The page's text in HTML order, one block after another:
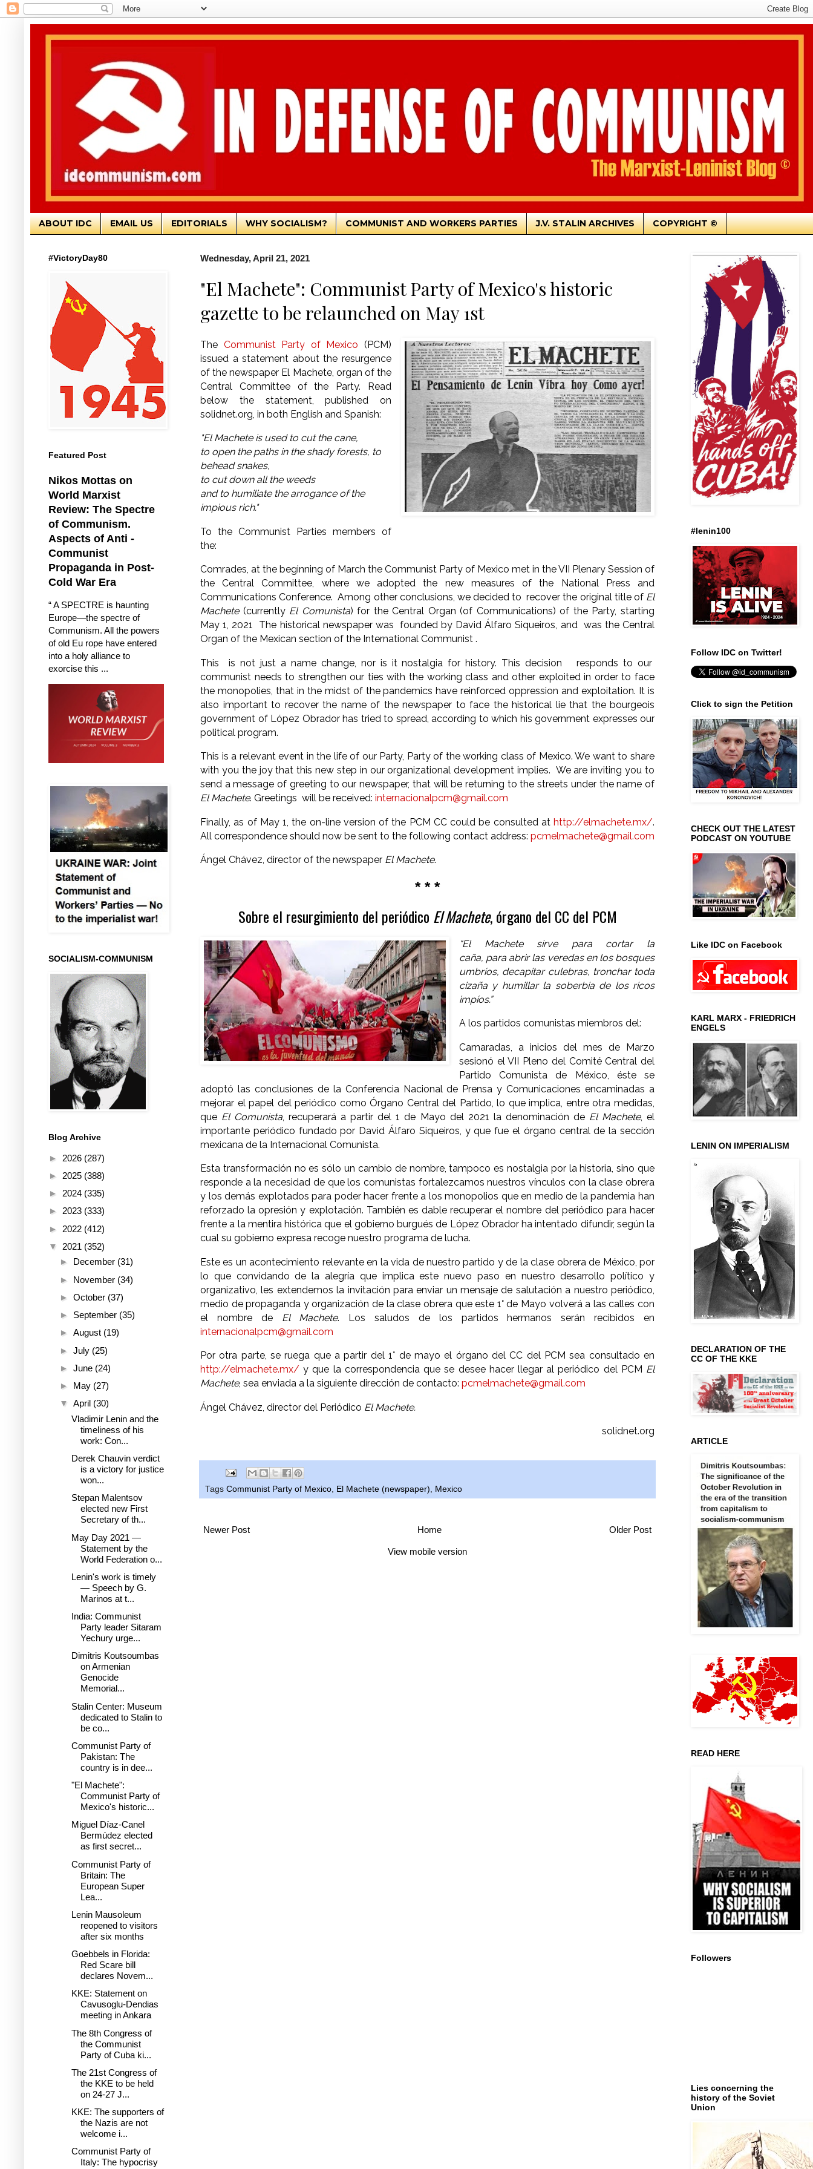
ABOUT IDC EMAIL US EDITORIALS WHY SOCIALISM? COMMUNIST AND WORKERS PARTIES J.V. STALIN ARCHIVES COPYRIGHT ©
Wednesday, April 21, 2021
"El Machete": Communist Party of Mexico's historic
gazette to be relaunched on May 1st
The Communist Party of Mexico (PCM)
issued a statement about the resurgence
of the newspaper El Machete, organ of the
Central Committee of the Party. Read
below the statement, published on
solidnet.org, in both English and Spanish:
"El Machete is used to cut the cane,
to open the paths in the shady forests, to
behead snakes,
to cut down all the weeds
and to humiliate the arrogance of the
impious rich."
To the Communist Parties members of
the:
Comrades, at the beginning of March the Communist Party of Mexico met in the VII Plenary Session of
the Central Committee, where we adopted the new measures of the National Press and
Communications Conference. Among other conclusions, we decided to recover the original title of El
Machete(currently El Comunista) for the Central Organ (of Communications) of the Party, starting
May 1, 2021 The historical newspaper was founded by David Álfaro Siqueiros, and was the Central
Organ of the Mexican section of the International Communist .
This is not just a name change, nor is it nostalgia for history. This decision responds to our
communist needs to strengthen our ties with the working class and other exploited in order to face
the monopolies, that in the midst of the pandemics have reinforced oppression and exploitation. It is
also important to recover the name of the newspaper to face the historical lie that the bourgeois
government of López Obrador has tried to spread, according to which his government expresses our
political program.
This is a relevant event in the life of our Party, Party of the working class of Mexico. We want to share
with you the joy that this new step in our organizational development implies. We are inviting you to
send a message of greeting to our newspaper, that will be returning to the streets under the name of
El Machete. Greetings will be received: internacionalpcm@gmail.com
Finally, as of May 1, the on-line version of the PCM CC could be consulted at http://elmachete.mx/.
All correspondence should now be sent to the following contact address: pcmelmachete@gmail.com
Ángel Chávez, director of the newspaper El Machete.
* * *
Sobre el resurgimiento del periódico El Machete, órgano del CC del PCM
“El Machete sirve para cortar la
caña, para abrir las veredas en los bosques
umbríos, decapitar culebras, tronchar toda
cizaña y humillar la soberbia de los ricos
impíos.”
A los partidos comunistas miembros del:
Camaradas, a inicios del mes de Marzo
sesionó el VII Pleno del Comité Central del
Partido Comunista de México, éste se
adoptó las conclusiones de la Conferencia Nacional de Prensa y Comunicaciones encaminadas a
mejorar el papel del periódico como Órgano Central del Partido, lo que implica, entre otra medidas,
que El Comunista , recuperará a partir del 1 de Mayo del 2021 la denominación de El Machete, el
importante periódico fundado por David Álfaro Siqueiros, y que fue el órgano central de la sección
mexicana de la Internacional Comunista.
Esta transformación no es sólo un cambio de nombre, tampoco es nostalgia por la historia, sino que
responde a la necesidad de que los comunistas fortalezcamos nuestros vínculos con la clase obrera
y los demás explotados para poder hacer frente a los monopolios que en medio de la pandemia han
reforzado la opresión y explotación. También es dable recuperar el nombre del periódico para hacer
frente a la mentira histórica que el gobierno burgués de López Obrador ha intentado difundir, según la
cual su gobierno expresa recoge nuestro programa de lucha.
Este es un acontecimiento relevante en la vida de nuestro partido y de la clase obrera de México, por
lo que convidando de la alegría que implica este nuevo paso en nuestro desarrollo político y
organizativo, les extendemos la invitación para enviar un mensaje de salutación a nuestro periódico,
medio de propaganda y organización de la clase obrera que este 1° de Mayo volverá a las calles con
el nombre de El Machete. Los saludos de los partidos hermanos serán recibidos en
internacionalpcm@gmail.com
Por otra parte, se ruega que a partir del 1° de mayo el órgano del CC del PCM sea consultado en
http://elmachete.mx/ y que la correspondencia que se desee hacer llegar al periódico del PCM El
Machete, sea enviada a la siguiente dirección de contacto: pcmelmachete@gmail.com
Ángel Chávez, director del Periódico El Machete.
solidnet.org
Tags Communist Party of Mexico, El Machete (newspaper), Mexico
Newer Post Older Post
Home
View mobile version
#VictoryDay80
Featured Post
Nikos Mottas on
World Marxist
Review: The Spectre
of Communism.
Aspects of Anti -
Communist
Propaganda in Post-
Cold War Era
“ A SPECTRE is haunting
Europe—the spectre of
Communism. All the powers
of old Eu rope have entered
into a holy alliance to
exorcise this ...
SOCIALISM-COMMUNISM
Blog Archive
► 2026 (287)
► 2025 (388)
► 2024 (335)
► 2023 (333)
► 2022 (412)
▼ 2021 (352)
► December (31)
► November (34)
► October (37)
► September (35)
► August (19)
► July (25)
► June (24)
► May (27)
▼ April (30)
Vladimir Lenin and the
timeliness of his
work: Con...
Derek Chauvin verdict
is a victory for justice
won...
Stepan Malentsov
elected new First
Secretary of th...
May Day 2021 —
Statement by the
World Federation o...
Lenin's work is timely
— Speech by G.
Marinos at t...
India: Communist
Party leader Sitaram
Yechury urge...
Dimitris Koutsoumbas
on Armenian
Genocide
Memorial...
Stalin Center: Museum
dedicated to Stalin to
be co...
Communist Party of
Pakistan: The
country is in dee...
"El Machete":
Communist Party of
Mexico's historic...
Miguel Díaz-Canel
Bermúdez elected
as first secret...
Communist Party of
Britain: The
European Super
Lea...
Lenin Mausoleum
reopened to visitors
after six months
Goebbels in Florida:
Red Scare bill
declares Novem...
KKE: Statement on
Cavusoglu-Dendias
meeting in Ankara
The 8th Congress of
the Communist
Party of Cuba ki...
The 21st Congress of
the KKE to be held
on 24-27 J...
KKE: The supporters of
the Nazis are not
welcome i...
Communist Party of
Italy: The hypocrisy
#lenin100
Follow IDC on Twitter!
Click to sign the Petition
CHECK OUT THE LATEST
PODCAST ON YOUTUBE
Like IDC on Facebook
KARL MARX - FRIEDRICH
ENGELS
LENIN ON IMPERIALISM
DECLARATION OF THE
CC OF THE KKE
ARTICLE
READ HERE
Followers
Lies concerning the
history of the Soviet
Union